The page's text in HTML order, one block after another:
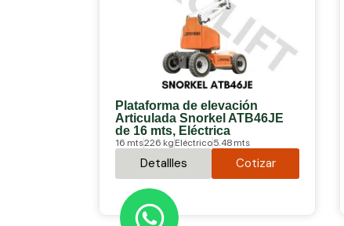
Plataforma de elevación
Articulada Snorkel ATB46JE
de 16 mts, Eléctrica
16 mts226 kg Eléctrico5.48 mts
Detallles Cotizar